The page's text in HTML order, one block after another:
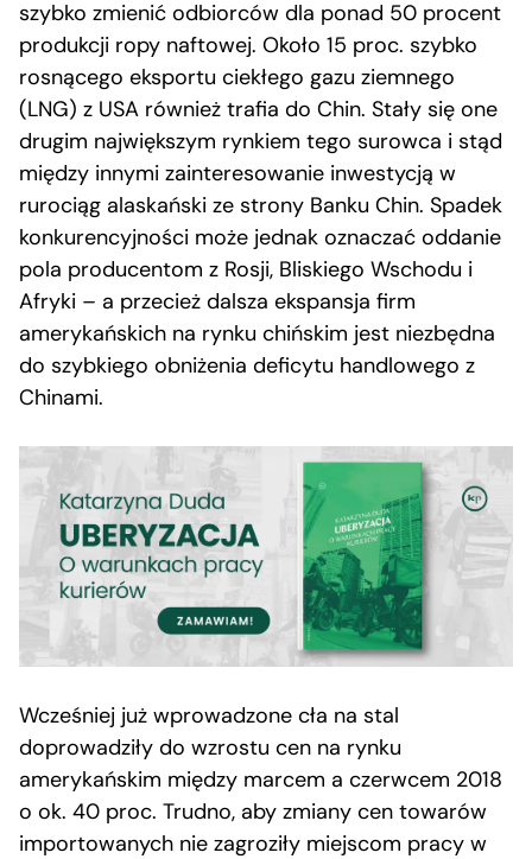
szybko zmienić odbiorców dla ponad 50 procent
produkcji ropy naftowej. Około 15 proc. szybko
rosnącego eksportu ciekłego gazu ziemnego
(LNG) z USA również trafia do Chin. Stały się one
drugim największym rynkiem tego surowca i stąd
między innymi zainteresowanie inwestycją w
rurociąg alaskański ze strony Banku Chin. Spadek
konkurencyjności może jednak oznaczać oddanie
pola producentom z Rosji, Bliskiego Wschodu i
Afryki – a przecież dalsza ekspansja firm
amerykańskich na rynku chińskim jest niezbędna
do szybkiego obniżenia deficytu handlowego z
Chinami.
Wcześniej już wprowadzone cła na stal
doprowadziły do wzrostu cen na rynku
amerykańskim między marcem a czerwcem 2018
o ok. 40 proc. Trudno, aby zmiany cen towarów
importowanych nie zagroziły miejscom pracy w